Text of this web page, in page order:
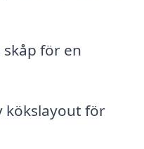
för en
kökslayout för